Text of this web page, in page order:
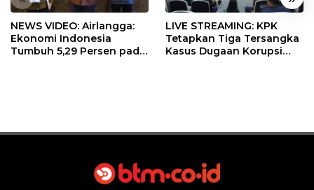
NEWS VIDEO: Airlangga:
Ekonomi Indonesia
Tumbuh 5,29 Persen pada
LIVE STREAMING: KPK
Tetapkan Tiga Tersangka
Kasus Dugaan Korupsi